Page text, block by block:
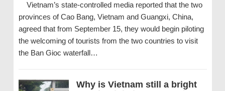
Vietnam’s state-controlled media reported that the two
provinces of Cao Bang, Vietnam and Guangxi, China,
agreed that from September 15, they would begin piloting
the welcoming of tourists from the two countries to visit
the Ban Gioc waterfall…
Why is Vietnam still a bright